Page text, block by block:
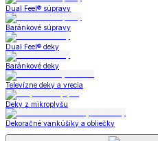
Dual Feel® súpravy
Baránkové súpravy
Dual Feel® deky
Baránkové deky
Televízne deky a vrecia
Deky z mikroplyšu
Dekoračné vankúšiky a obliečky